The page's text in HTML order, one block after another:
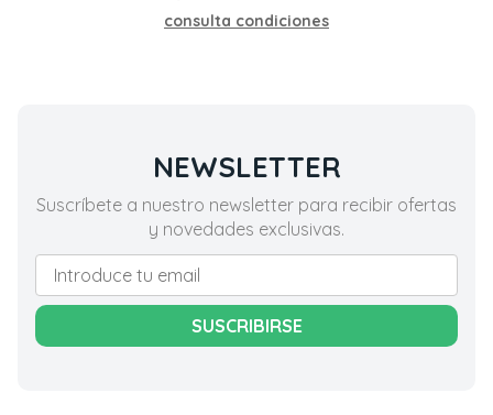
consulta condiciones
NEWSLETTER
Suscríbete a nuestro newsletter para recibir ofertas
y novedades exclusivas.
SUSCRIBIRSE